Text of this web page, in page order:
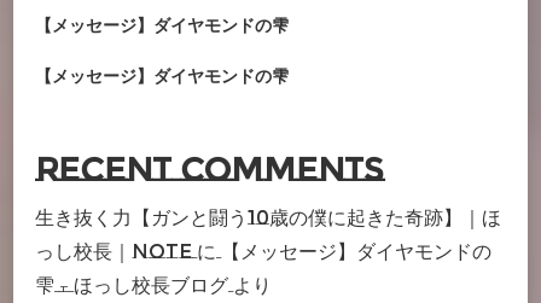
【メッセージ】ダイヤモンドの雫
【メッセージ】ダイヤモンドの雫
Recent Comments
生き抜く力【ガンと闘う10歳の僕に起きた奇跡】｜ほ
っし校長｜note に
【メッセージ】ダイヤモンドの
雫 – ほっし校長ブログ より